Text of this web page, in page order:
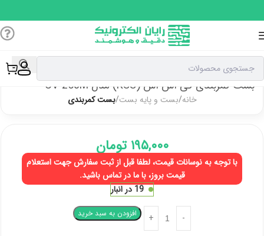
بست کمربندی کی اس اس (KSS) مدل CV-250M
خانه بست و پایه بست بست کمربندی
۱۹۵,۰۰۰ تومان
با توجه به نوسانات قیمت، لطفا قبل از ثبت سفارش جهت استعلام
قیمت بروز، با ما در تماس باشید.
19 در انبار
افزودن به سبد خرید